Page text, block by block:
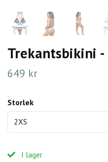
Trekantsbikini -
649 kr
Storlek
2XS
I lager